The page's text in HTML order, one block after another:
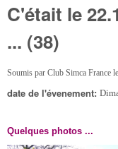
C'était le
... (38)
Soumis par Club Simca France le
date de l'évenement:
Quelques photos ...